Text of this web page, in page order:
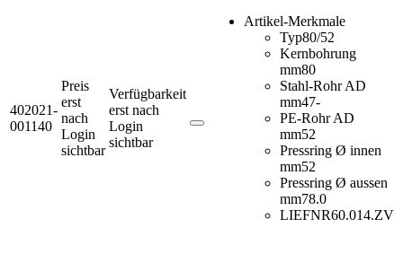
402021-
001140
Preis
erst
nach
Login
sichtbar
Verfügbarkeit
erst nach
Login
sichtbar
Artikel-Merkmale
Typ80/52
Kernbohrung
mm80
Stahl-Rohr AD
mm47-
PE-Rohr AD
mm52
Pressring Ø innen
mm52
Pressring Ø aussen
mm78.0
LIEFNR60.014.ZV